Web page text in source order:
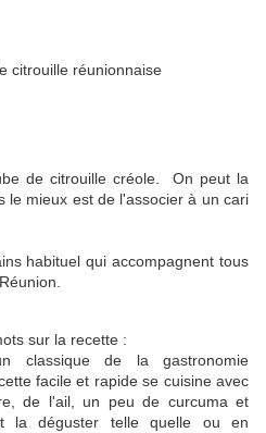
de citrouille créole. On peut la
le mieux est de l'associer à un cari
habituel qui accompagnent tous
sur la recette :
classique de la gastronomie
facile et rapide se cuisine avec
de l'ail, un peu de curcuma et
la déguster telle quelle ou en